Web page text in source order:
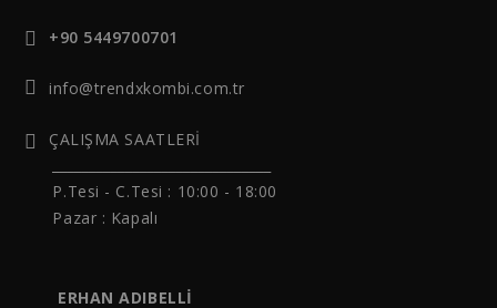
+90 5449700701
info@trendxkombi.com.tr
ÇALIŞMA SAATLERİ
P.Tesi - C.Tesi : 10:00 - 18:00
Pazar : Kapalı
ERHAN ADIBELLİ